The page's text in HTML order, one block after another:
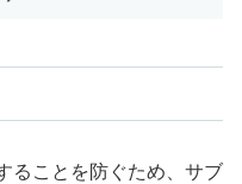
ることを防ぐため、サブ